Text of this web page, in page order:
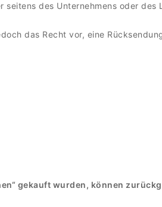
des Unternehmens oder
das Recht vor, eine
gekauft wurden, können